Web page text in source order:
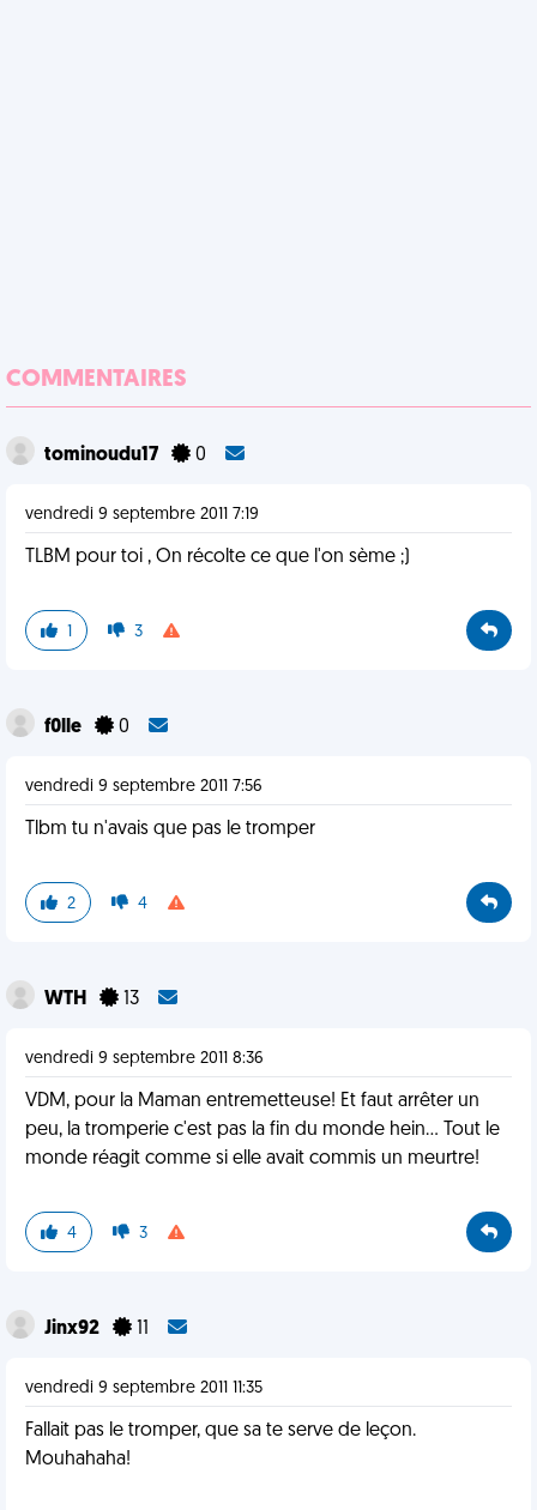
COMMENTAIRES
tominoudu17 0
vendredi 9 septembre 2011 7:19
TLBM pour toi , On récolte ce que l'on sème ;)
1 3
f0lle 0
vendredi 9 septembre 2011 7:56
Tlbm tu n'avais que pas le tromper
2 4
WTH 13
vendredi 9 septembre 2011 8:36
VDM, pour la Maman entremetteuse! Et faut arrêter un
peu, la tromperie c'est pas la fin du monde hein... Tout le
monde réagit comme si elle avait commis un meurtre!
4 3
Jinx92
vendredi 9 septembre 2011 11:35
Fallait pas le tromper, que sa te serve de leçon.
Mouhahaha!